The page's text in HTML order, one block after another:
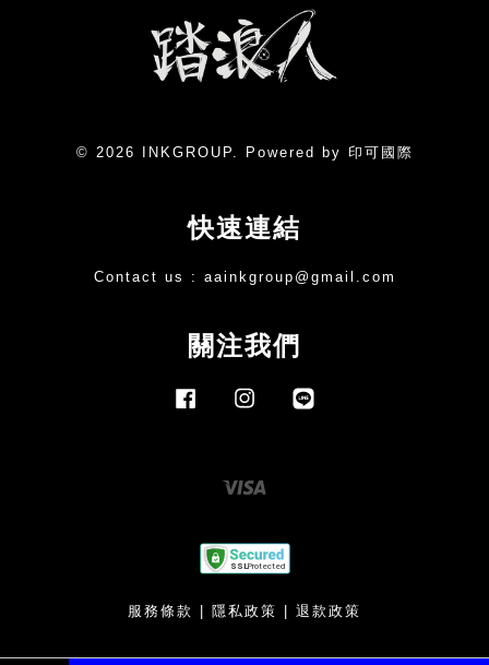
© 2026 INKGROUP. Powered by 印可國際
快速連結
Contact us : aainkgroup@gmail.com
關注我們
FacebookInstagram
服務條款 | 隱私政策 | 退款政策